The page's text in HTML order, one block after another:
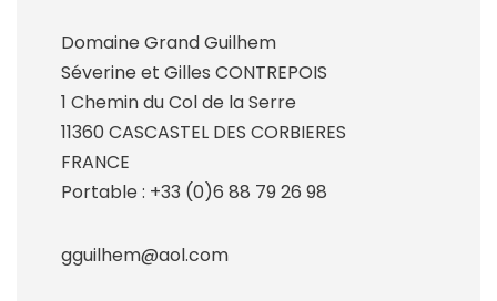
Domaine Grand Guilhem
Séverine et Gilles CONTREPOIS
1 Chemin du Col de la Serre
11360 CASCASTEL DES CORBIERES
FRANCE
Portable : +33 (0)6 88 79 26 98
gguilhem@aol.com